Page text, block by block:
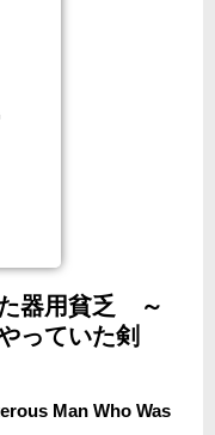
器用貧乏 ～
っていた剣
Man Who Was